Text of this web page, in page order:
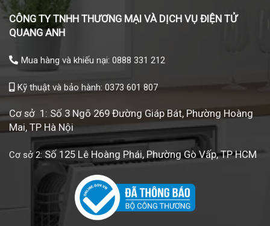
CÔNG TY TNHH THƯƠNG MẠI VÀ DỊCH VỤ ĐIỆN TỬ
QUANG ANH
Mua hàng và khiếu nại: 0888 331 212
Kỹ thuật và bảo hành: 0373 601 807
Cơ sở 1: Số 3 Ngõ 269 Đường Giáp Bát, Phường Hoàng
Mai, TP Hà Nội
Cơ sở 2: Số 125 Lê Hoàng Phái, Phường Gò Vấp, TP HCM